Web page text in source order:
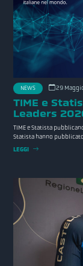
NEWS 29
TIME e
Leaders
TIME e Statista
Statista hanno
LEGGI